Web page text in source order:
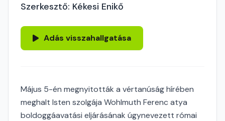
Szerkesztő: Kékesi Enikő
Adás visszahallgatása
Május 5-én megnyitották a vértanúság hírében
meghalt Isten szolgája Wohlmuth Ferenc atya
boldoggáavatási eljárásának úgynevezett római